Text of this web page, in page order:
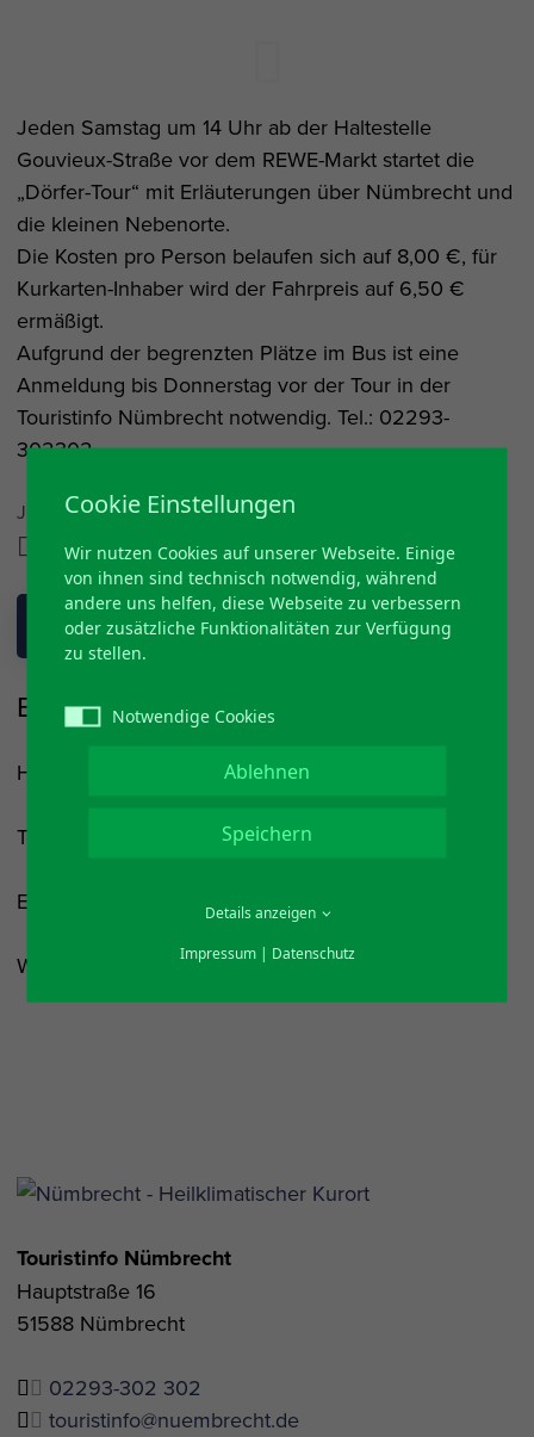
Jeden Samstag um 14 Uhr ab der Haltestelle
Gouvieux-Straße vor dem REWE-Markt startet die
„Dörfer-Tour“ mit Erläuterungen über Nümbrecht und
die kleinen Nebenorte.
Die Kosten pro Person belaufen sich auf 8,00 €, für
Kurkarten-Inhaber wird der Fahrpreis auf 6,50 €
ermäßigt.
Aufgrund der begrenzten Plätze im Bus ist eine
Anmeldung bis Donnerstag vor der Tour in der
Touristinfo Nümbrecht notwendig. Tel.: 02293-
302302
ZURÜCK
Jetzt Teilen auf
Bürgerbus Nümbrecht e.V.
Hans-Peter Bubenzer
Telefon: 02293 - 2860
E-Mail: hp.bubenzer@t-online.de
Website: www.bürgerbus-nümbrecht.de
Touristinfo Nümbrecht
Hauptstraße 16
51588 Nümbrecht
02293-302 302
touristinfo@nuembrecht.de
Cookie Einstellungen
Wir nutzen Cookies auf unserer Webseite. Einige
von ihnen sind technisch notwendig, während
andere uns helfen, diese Webseite zu verbessern
oder zusätzliche Funktionalitäten zur Verfügung
zu stellen.
Notwendige Cookies
Ablehnen
Speichern
Details anzeigen
Impressum| Datenschutz